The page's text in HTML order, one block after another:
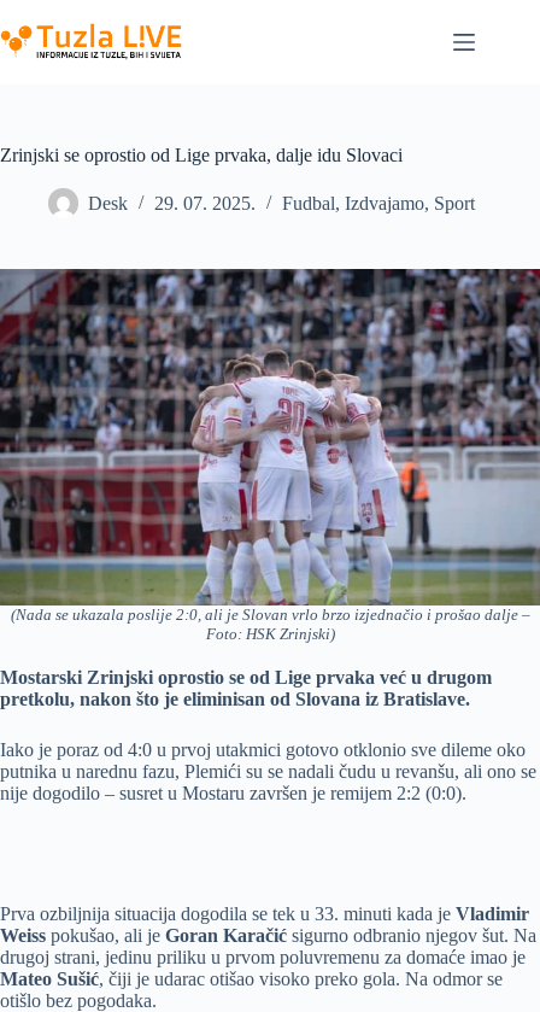
to
content
Zrinjski se oprostio od Lige prvaka, dalje idu Slovaci
Desk 29. 07. 2025. Fudbal, Izdvajamo, Sport
(Nada se ukazala poslije 2:0, ali je Slovan vrlo brzo izjednačio i prošao dalje –
Foto: HSK Zrinjski)
Mostarski Zrinjski oprostio se od Lige prvaka već u drugom
pretkolu, nakon što je eliminisan od Slovana iz Bratislave.
Iako je poraz od 4:0 u prvoj utakmici gotovo otklonio sve dileme oko
putnika u narednu fazu, Plemići su se nadali čudu u revanšu, ali ono se
nije dogodilo – susret u Mostaru završen je remijem 2:2 (0:0).
Prva ozbiljnija situacija dogodila se tek u 33. minuti kada je Vladimir
Weiss pokušao, ali je Goran Karačić sigurno odbranio njegov šut. Na
drugoj strani, jedinu priliku u prvom poluvremenu za domaće imao je
Mateo Sušić, čiji je udarac otišao visoko preko gola. Na odmor se
otišlo bez pogodaka.